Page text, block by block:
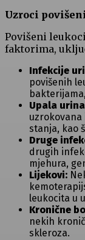
Uzroci
Povišeni
faktorima,
Infekcije
povišenih
Upala
stanja, kao
Druge
drugih
mjehura,
Lijekovi:
leukocita u
Kronične
nekih
skleroza.